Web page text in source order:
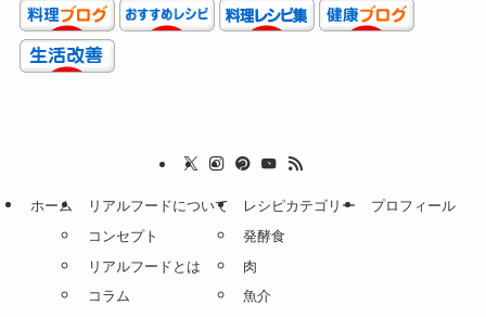
ホーム
リアルフードについて
コンセプト
リアルフードとは
コラム
レシピカテゴリー
発酵食
肉
魚介
プロフィール